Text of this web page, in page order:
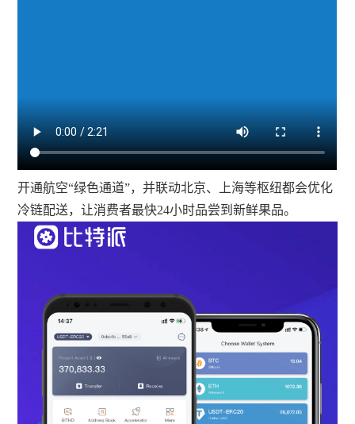
开通航空“绿色通道”，并联动北京、上海等枢纽都会优化
冷链配送，让消费者最快24小时品尝到新鲜果品。